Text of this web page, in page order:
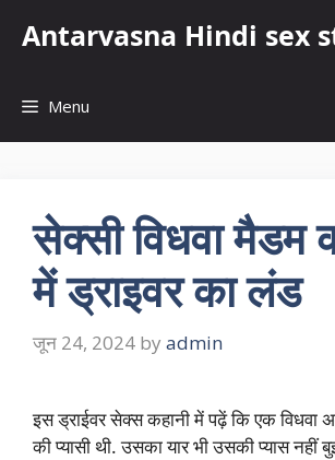
Antarvasna Hindi sex
Menu
सेक्सी विधवा मैडम
में ड्राइवर का लंड
जून 24, 2024 by admin
इस ड्राईवर सेक्स कहानी में पढ़ें कि एक विधवा
की प्यासी थी. उसका यार भी उसकी प्यास नहीं